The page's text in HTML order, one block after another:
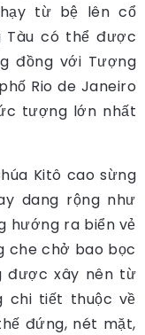
từ bệ lên cổ
Tàu có thể được
đồng với Tượng
Rio de Janeiro
tượng lớn nhất
Kitô cao sừng
dang rộng như
hướng ra biển vẻ
che chở bao bọc
được xây nên từ
chi tiết thuộc về
đứng, nét mặt,